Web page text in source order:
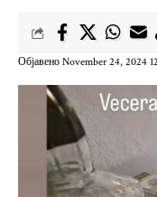
Објавено November 24, 2024